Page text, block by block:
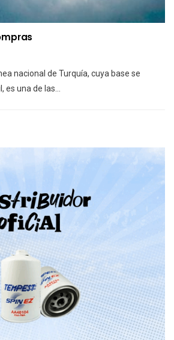
nacional de Turquía, cuya base se
es una de las…